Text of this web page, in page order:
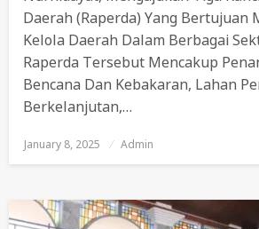
Daerah (Raperda) Yang Bertujuan
Kelola Daerah Dalam Berbagai
Raperda Tersebut Mencakup
Bencana Dan Kebakaran, Lahan
Berkelanjutan,…
Posted
January 8, 2025 Admin